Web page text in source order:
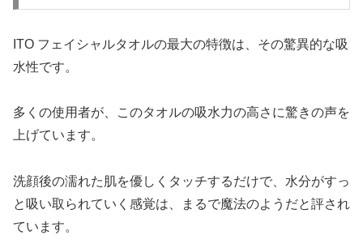
ITO フェイシャルタオルの最大の特徴は、その驚異的な吸
水性です。
多くの使用者が、このタオルの吸水力の高さに驚きの声を
上げています。
洗顔後の濡れた肌を優しくタッチするだけで、水分がすっ
と吸い取られていく感覚は、まるで魔法のようだと評され
ています。